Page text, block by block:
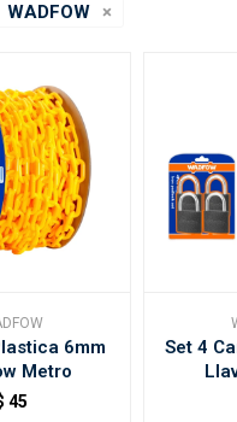
WADFOW
6mm
Metro
45
Set 4